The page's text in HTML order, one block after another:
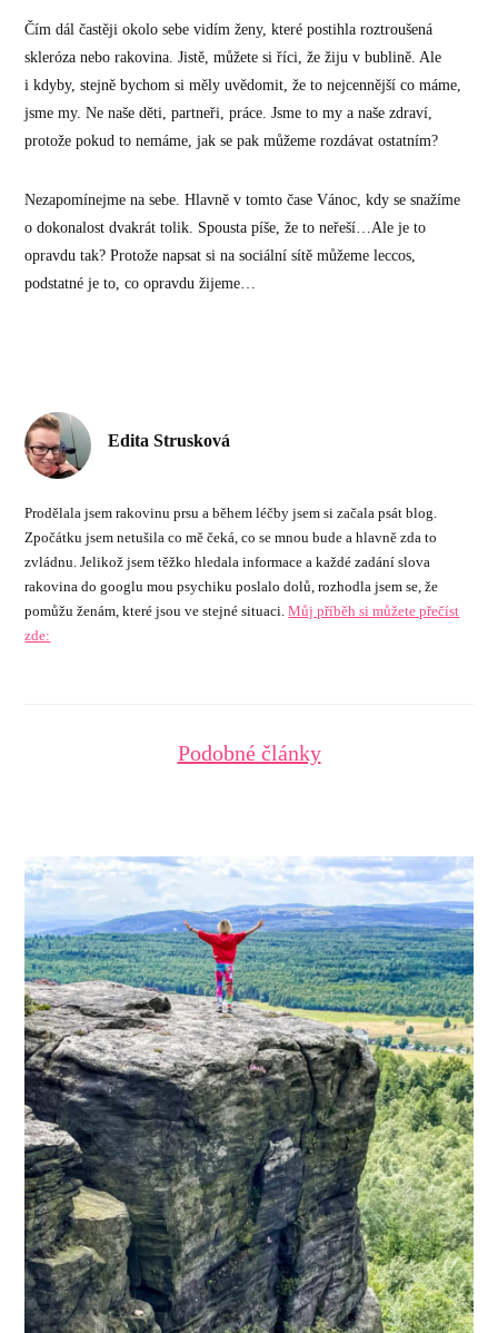
Čím dál častěji okolo sebe vidím ženy, které postihla roztroušená
skleróza nebo rakovina. Jistě, můžete si říci, že žiju v bublině. Ale
i kdyby, stejně bychom si měly uvědomit, že to nejcennější co máme,
jsme my. Ne naše děti, partneři, práce. Jsme to my a naše zdraví,
protože pokud to nemáme, jak se pak můžeme rozdávat ostatním?
Nezapomínejme na sebe. Hlavně v tomto čase Vánoc, kdy se snažíme
o dokonalost dvakrát tolik. Spousta píše, že to neřeší…Ale je to
opravdu tak? Protože napsat si na sociální sítě můžeme leccos,
podstatné je to, co opravdu žijeme…
Edita Strusková
Prodělala jsem rakovinu prsu a během léčby jsem si začala psát blog.
Zpočátku jsem netušila co mě čeká, co se mnou bude a hlavně zda to
zvládnu. Jelikož jsem těžko hledala informace a každé zadání slova
rakovina do googlu mou psychiku poslalo dolů, rozhodla jsem se, že
pomůžu ženám, které jsou ve stejné situaci.Můj příběh si můžete přečíst
zde:
Podobné články